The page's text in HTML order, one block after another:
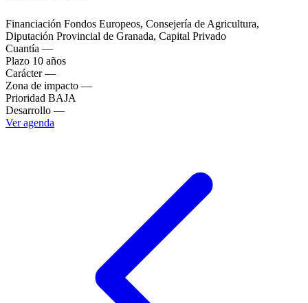
Financiación Fondos Europeos, Consejería de Agricultura,
Diputación Provincial de Granada, Capital Privado
Cuantía —
Plazo 10 años
Carácter —
Zona de impacto —
Prioridad BAJA
Desarrollo —
Ver agenda